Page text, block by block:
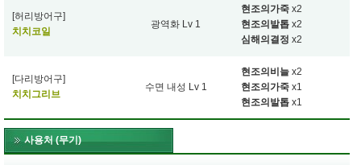
[허리방어구]
치치코일
광역화 Lv 1
현조의가죽 x2
현조의발톱 x2
심해의결정 x2
[다리방어구]
치치그리브
수면 내성 Lv 1
현조의비늘 x2
현조의가죽 x1
현조의발톱 x1
사용처 (무기)